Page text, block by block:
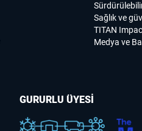
Sağlık ve
TITAN
Medya ve
GURURLU ÜYESİ